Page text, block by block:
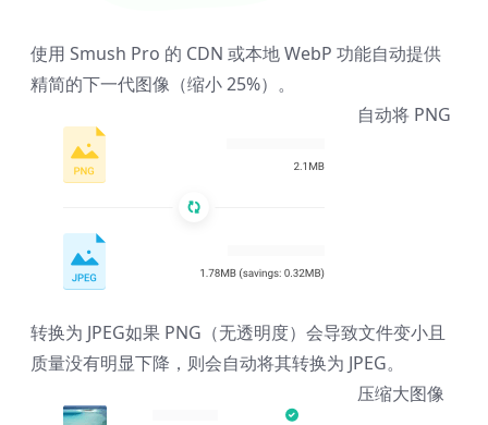
使用 Smush Pro 的 CDN 或本地 WebP 功能自动提供
精简的下一代图像（缩小 25%）。
自动将 PNG
转换为 JPEG如果 PNG（无透明度）会导致文件变小且
质量没有明显下降，则会自动将其转换为 JPEG。
压缩大图像